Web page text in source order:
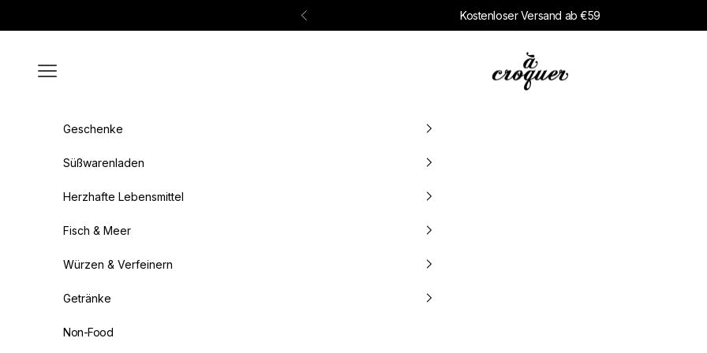
Zurück Kostenloser Versand ab €59
à croquer
Menü
Geschenke
Süßwarenladen
Herzhafte Lebensmittel
Fisch & Meer
Würzen & Verfeinern
Getränke
Non-Food